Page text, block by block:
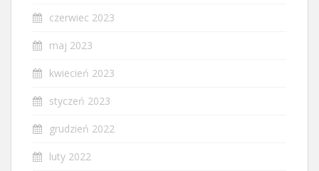
czerwiec 2023
maj 2023
kwiecień 2023
styczeń 2023
grudzień 2022
luty 2022